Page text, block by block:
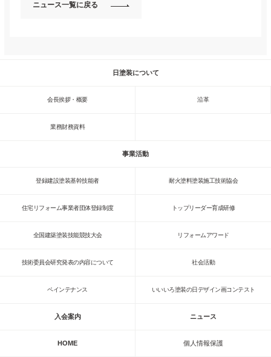
ニュース一覧に戻る
日塗装について
会長挨拶・概要 沿革
業務財務資料
事業活動
登録建設塗装基幹技能者 耐火塗料塗装施工技術協会
住宅リフォーム事業者団体登録制度 トップリーダー育成研修
全国建築塗装技能競技大会 リフォームアワード
技術委員会研究発表の内容について 社会活動
ペインテナンス いいいろ塗装の日デザイン画コンテスト
入会案内 ニュース
HOME 個人情報保護